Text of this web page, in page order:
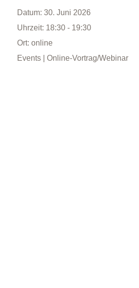
Datum: 30. Juni 2026
Uhrzeit: 18:30 - 19:30
Ort: online
Events | Online-Vortrag/Webinar